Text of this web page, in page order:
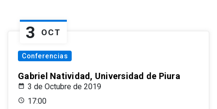
3 OCT
Conferencias
Gabriel Natividad, Universidad de Piura
3 de Octubre de 2019
17:00